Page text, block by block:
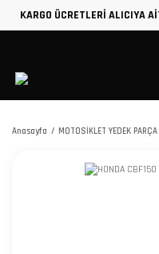
KARGO ÜCRETLERİ ALICIYA
Anasayfa MOTOSİKLET YEDEK PARÇA